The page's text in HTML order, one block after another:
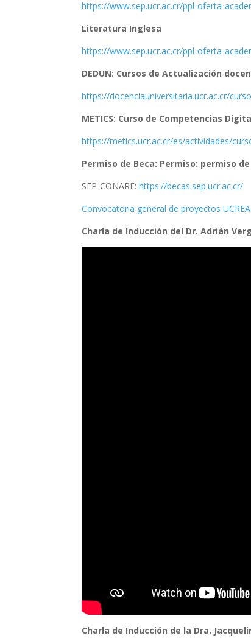
https://www.sep.ucr.ac.cr/ppl-oferta-
Literatura Inglesa
https://www.sep.ucr.ac.cr/ppl-oferta-
DEDUN: Cursos de Actualización
https://docenciauniversitaria.ucr.ac.cr/
METICS: Curso de Competencias
https://metics.ucr.ac.cr/es/actividades/
Permiso de Beca: Permiso: permiso
SEP-CONARE:https://becas.sep.ucr.ac.cr/
Convocatoria general de proyectos
Charla de Inducción del Dr. Adrián
Charla de Inducción de la Dra.